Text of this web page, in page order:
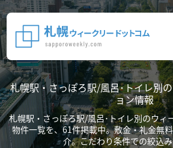
札幌駅・さっぽろ駅/風呂･トイレ別
ョン情報
札幌駅・さっぽろ駅/風呂･トイレ別のウィ
物件一覧を、61件掲載中。敷金・礼金無
介。こだわり条件での絞込